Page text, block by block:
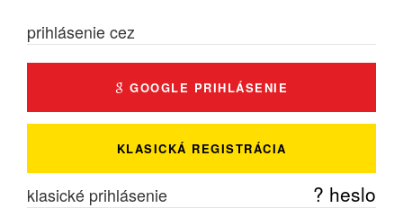
prihlásenie cez
GOOGLE PRIHLÁSENIE
KLASICKÁ REGISTRÁCIA
klasické prihlásenie ? heslo